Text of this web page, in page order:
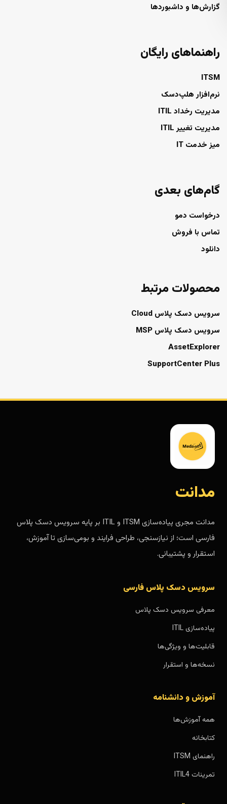
گزارش‌ها و داشبوردها
راهنماهای رایگان
ITSM
نرم‌افزار هلپ‌دسک
مدیریت رخداد ITIL
مدیریت تغییر ITIL
میز خدمت IT
گام‌های بعدی
درخواست دمو
تماس با فروش
دانلود
محصولات مرتبط
سرویس دسک پلاس Cloud
سرویس دسک پلاس MSP
AssetExplorer
SupportCenter Plus
مدانت
مدانت مجری پیاده‌سازی ITSM و ITIL بر پایه سرویس دسک پلاس
فارسی است؛ از نیازسنجی، طراحی فرایند و بومی‌سازی تا آموزش،
استقرار و پشتیبانی.
سرویس دسک پلاس فارسی
معرفی سرویس دسک پلاس
پیاده‌سازی ITIL
قابلیت‌ها و ویژگی‌ها
نسخه‌ها و استقرار
آموزش و دانشنامه
همه آموزش‌ها
کتابخانه
راهنمای ITSM
تمرینات ITIL4